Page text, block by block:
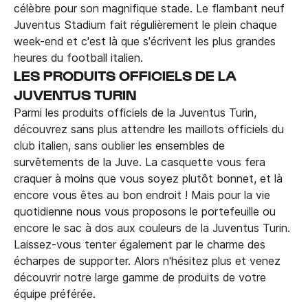
célèbre pour son magnifique stade. Le flambant neuf
Juventus Stadium fait régulièrement le plein chaque
week-end et c'est là que s'écrivent les plus grandes
heures du football italien.
LES PRODUITS OFFICIELS DE LA
JUVENTUS TURIN
Parmi les produits officiels de la Juventus Turin,
découvrez sans plus attendre les maillots officiels du
club italien, sans oublier les ensembles de
survêtements de la Juve. La casquette vous fera
craquer à moins que vous soyez plutôt bonnet, et là
encore vous êtes au bon endroit ! Mais pour la vie
quotidienne nous vous proposons le portefeuille ou
encore le sac à dos aux couleurs de la Juventus Turin.
Laissez-vous tenter également par le charme des
écharpes de supporter. Alors n'hésitez plus et venez
découvrir notre large gamme de produits de votre
équipe préférée.